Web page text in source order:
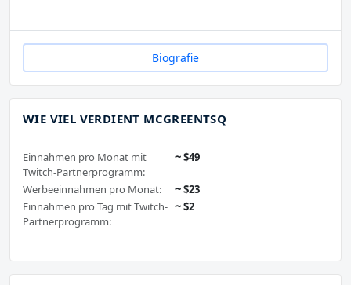
Biografie
WIE VIEL VERDIENT MCGREENTSQ
Einnahmen pro Monat mit
Twitch-Partnerprogramm:
~ $49
Werbeeinnahmen pro Monat:
~ $23
Einnahmen pro Tag mit Twitch-
Partnerprogramm:
~ $2